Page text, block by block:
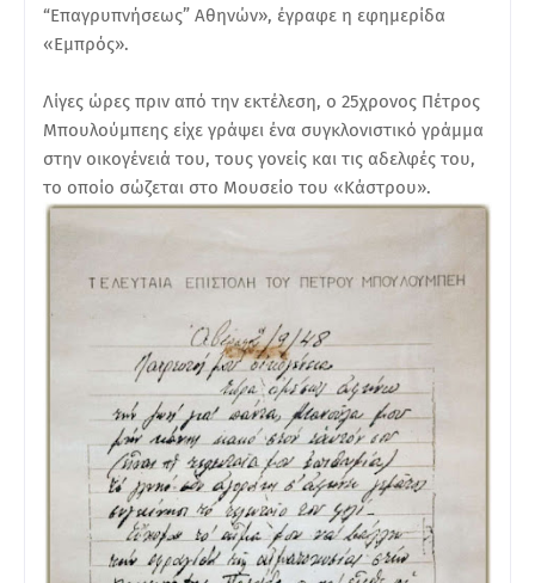
“Επαγρυπνήσεως” Αθηνών», έγραφε η εφημερίδα
«Εμπρός».
Λίγες ώρες πριν από την εκτέλεση, ο 25χρονος Πέτρος
Μπουλούμπεης είχε γράψει ένα συγκλονιστικό γράμμα
στην οικογένειά του, τους γονείς και τις αδελφές του,
το οποίο σώζεται στο Μουσείο του «Κάστρου».